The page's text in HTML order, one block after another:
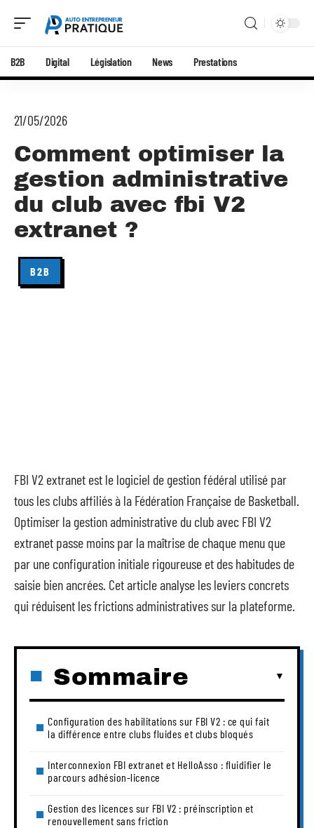
B2B Digital Législation News Prestations
21/05/2026
Comment optimiser la
gestion administrative
du club avec fbi V2
extranet ?
B2B
FBI V2 extranet est le logiciel de gestion fédéral utilisé par
tous les clubs affiliés à la Fédération Française de Basketball.
Optimiser la gestion administrative du club avec FBI V2
extranet passe moins par la maîtrise de chaque menu que
par une configuration initiale rigoureuse et des habitudes de
saisie bien ancrées. Cet article analyse les leviers concrets
qui réduisent les frictions administratives sur la plateforme.
Sommaire
Configuration des habilitations sur FBI V2 : ce qui fait
la différence entre clubs fluides et clubs bloqués
Interconnexion FBI extranet et HelloAsso : fluidifier le
parcours adhésion-licence
Gestion des licences sur FBI V2 : préinscription et
renouvellement sans friction